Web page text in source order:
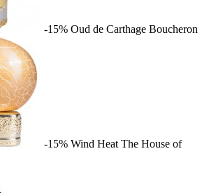
-15% Oud de Carthage Boucheron
-15% Wind Heat The House of